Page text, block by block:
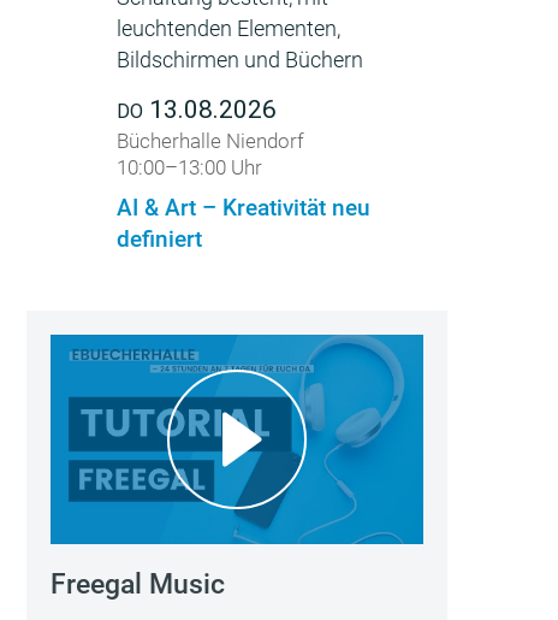
DO 13.08.2026
Bücherhalle Niendorf
10:00–13:00 Uhr
AI & Art – Kreativität neu
definiert
Freegal Music